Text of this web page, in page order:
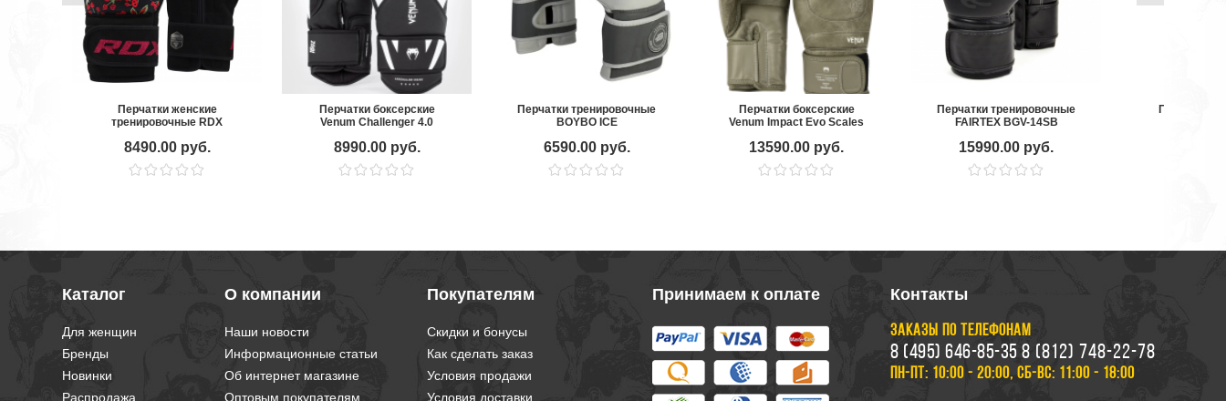
Перчатки женские
тренировочные RDX
8490.00 руб.
Перчатки боксерские
Venum Challenger 4.0
8990.00 руб.
Перчатки тренировочные
BOYBO ICE
6590.00 руб.
Перчатки боксерские
Venum Impact Evo Scales
13590.00 руб.
Перчатки тренировочные
FAIRTEX BGV-14SB
15990.00 руб.
Перчатки
Каталог
Для женщин
Бренды
Новинки
Распродажа
О компании
Наши новости
Информационные статьи
Об интернет магазине
Оптовым покупателям
Покупателям
Скидки и бонусы
Как сделать заказ
Условия продажи
Условия доставки
Принимаем к оплате Контакты
ЗАКАЗЫ ПО ТЕЛЕФОНАМ
8 (495) 646-85-35 8 (812) 748-22-78
ПН-ПТ: 10:00 - 20:00, СБ-ВС: 11:00 - 18:00